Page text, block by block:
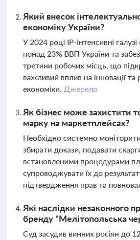
Який внесок
економіку України?
У 2024 році IP-інтенсивні
понад 23% ВВП України та
третини робочих місць, що
важливий вплив на інновації та
економіки. Джерело
Як бізнес може захистити
марку на маркетплейсах?
Необхідно системно
збирати докази, подавати
встановленими процедурами
супроводжувати їх до
підтвердження прав та
Які наслідки незаконного
бренду "Мелітопольська
Суд засудив винних росіян до